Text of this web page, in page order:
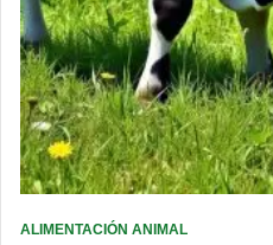
ALIMENTACIÓN ANIMAL